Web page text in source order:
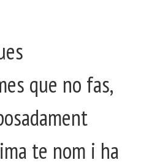
que no fas,
te nom i ha